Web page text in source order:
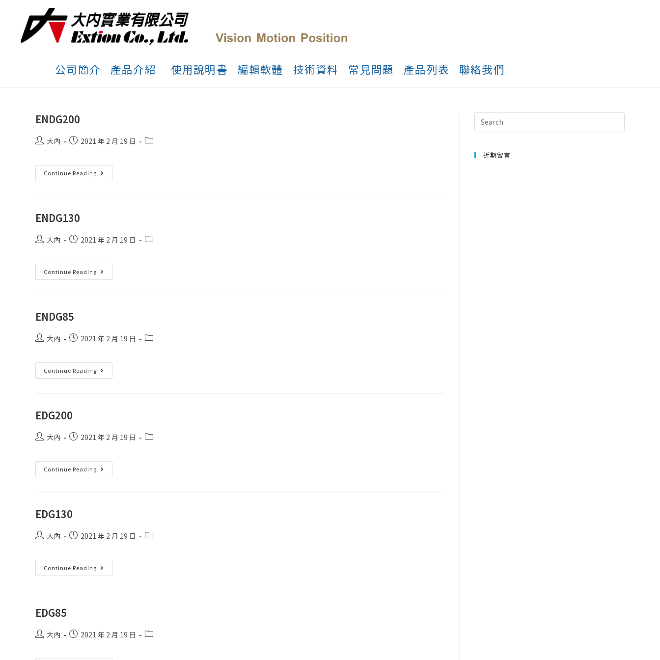
公司簡介 產品介紹 使用說明書 編輯軟體 技術資料 常見問題 產品列表 聯絡我們
ENDG200
大內 2021 年 2 月 19 日
Continue Reading
ENDG130
大內 2021 年 2 月 19 日
Continue Reading
ENDG85
大內 2021 年 2 月 19 日
Continue Reading
EDG200
大內 2021 年 2 月 19 日
Continue Reading
EDG130
大內 2021 年 2 月 19 日
Continue Reading
EDG85
大內 2021 年 2 月 19 日
近期留言